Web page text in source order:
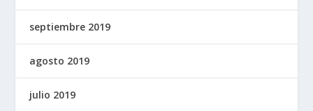
septiembre 2019
agosto 2019
julio 2019